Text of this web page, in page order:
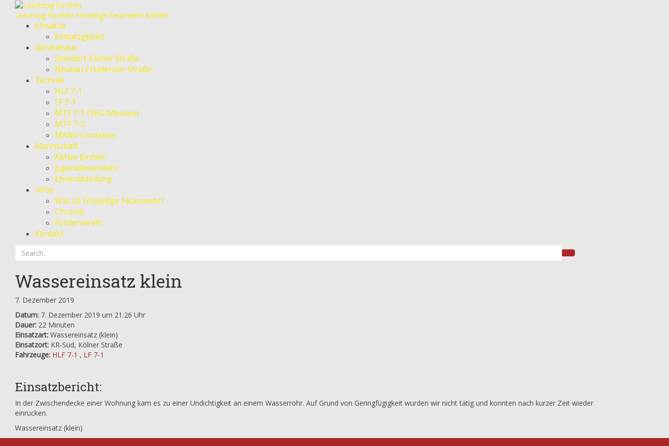
Löschzug Fischeln Freiwillige Feuerwehr Krefeld
Einsätze
Einsatzgebiet
Gerätehaus
Standort Kölner Straße
Neubau Erkelenzer Straße
Technik
HLF 7-1
LF 7-1
MTF 7-1 (SEG-Messen)
MTF 7-2
MANV-Container
Mannschaft
Aktive Einheit
Jugendfeuerwehr
Ehrenabteilung
Infos
Was ist Freiwillige Feuerwehr?
Chronik
Förderverein
Kontakt
Wassereinsatz klein
7. Dezember 2019
Datum: 7. Dezember 2019 um 21:26 Uhr
Dauer: 22 Minuten
Einsatzart: Wassereinsatz (klein)
Einsatzort: KR-Süd, Kölner Straße
Fahrzeuge: HLF 7-1 , LF 7-1
Einsatzbericht:
In der Zwischendecke einer Wohnung kam es zu einer Undichtigkeit an einem Wasserrohr. Auf Grund von Geringfügigkeit wurden wir nicht tätig und konnten nach kurzer Zeit wieder
einrücken.
Wassereinsatz (klein)